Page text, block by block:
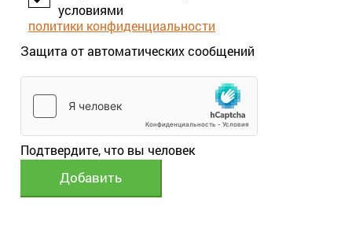
условиями
политики конфиденциальности
Защита от автоматических сообщений
Подтвердите, что вы человек